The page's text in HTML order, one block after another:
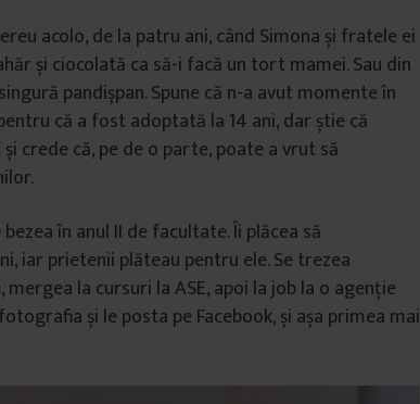
acolo, de la patru ani, când Simona și fratele ei
și ciocolată ca să-i facă un tort mamei. Sau din
pandișpan. Spune că n-a avut momente în
că a fost adoptată la 14 ani, dar știe că
crede că, pe de o parte, poate a vrut să
în anul II de facultate. Îi plăcea să
iar prietenii plăteau pentru ele. Se trezea
la cursuri la ASE, apoi la job la o agenție
și le posta pe Facebook, și așa primea mai